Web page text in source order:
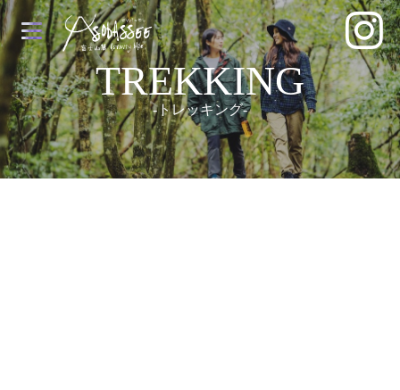
TREKKING
-トレッキング-